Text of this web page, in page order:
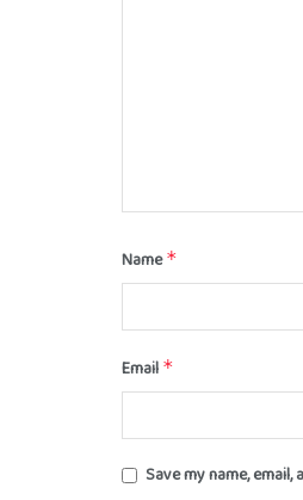
Name*
Email *
Save my name,